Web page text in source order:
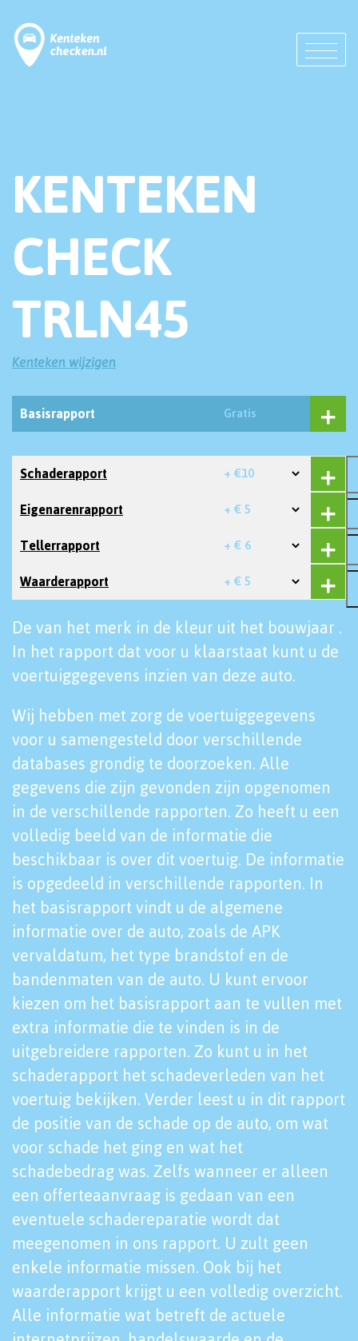
KENTEKEN
CHECK
TRLN45
Kenteken wijzigen
Basisrapport Gratis
Schaderapport + €10
Eigenarenrapport + € 5
Tellerrapport + € 6
Waarderapport + € 5
De van het merk in de kleur uit het bouwjaar .
In het rapport dat voor u klaarstaat kunt u de
voertuiggegevens inzien van deze auto.
Wij hebben met zorg de voertuiggegevens
voor u samengesteld door verschillende
databases grondig te doorzoeken. Alle
gegevens die zijn gevonden zijn opgenomen
in de verschillende rapporten. Zo heeft u een
volledig beeld van de informatie die
beschikbaar is over dit voertuig. De informatie
is opgedeeld in verschillende rapporten. In
het basisrapport vindt u de algemene
informatie over de auto, zoals de APK
vervaldatum, het type brandstof en de
bandenmaten van de auto. U kunt ervoor
kiezen om het basisrapport aan te vullen met
extra informatie die te vinden is in de
uitgebreidere rapporten. Zo kunt u in het
schaderapport het schadeverleden van het
voertuig bekijken. Verder leest u in dit rapport
de positie van de schade op de auto, om wat
voor schade het ging en wat het
schadebedrag was. Zelfs wanneer er alleen
een offerteaanvraag is gedaan van een
eventuele schadereparatie wordt dat
meegenomen in ons rapport. U zult geen
enkele informatie missen. Ook bij het
waarderapport krijgt u een volledig overzicht.
Alle informatie wat betreft de actuele